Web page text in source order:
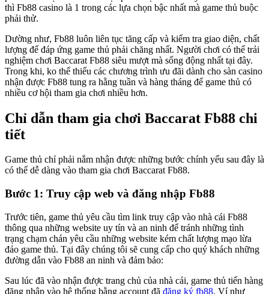
thì Fb88 casino là 1 trong các lựa chọn bậc nhất mà game thủ buộc
phải thử.
Dường như, Fb88 luôn liên tục tăng cấp và kiểm tra giao diện, chất
lượng để đáp ứng game thủ phải chăng nhất. Người chơi có thể trải
nghiệm chơi Baccarat Fb88 siêu mượt mà sống động nhất tại đây.
Trong khi, ko thể thiếu các chương trình ưu đãi dành cho sàn casino
nhận được Fb88 tung ra hằng tuần và hàng tháng để game thủ có
nhiều cơ hội tham gia chơi nhiều hơn.
Chỉ dẫn tham gia chơi Baccarat Fb88 chi
tiết
Game thủ chỉ phải nắm nhận được những bước chính yếu sau đây là
có thể dễ dàng vào tham gia chơi Baccarat Fb88.
Bước 1: Truy cập web và đăng nhập Fb88
Trước tiên, game thủ yêu cầu tìm link truy cập vào nhà cái Fb88
thông qua những website uy tín và an ninh để tránh những tình
trạng chạm chán yêu cầu những website kém chất lượng mạo lừa
đảo game thủ. Tại đây chúng tôi sẽ cung cấp cho quý khách những
đường dẫn vào Fb88 an ninh và đảm bảo:
Sau lúc đã vào nhận được trang chủ của nhà cái, game thủ tiến hàng
đăng nhập vào hệ thống bằng account đã đăng ký fb88. Ví như